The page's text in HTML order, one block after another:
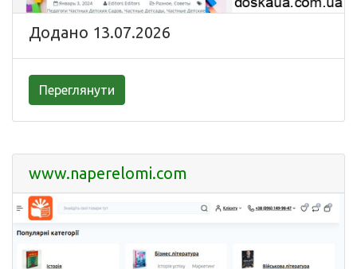
Додано 13.07.2026
Переглянути
www.naperelomi.com